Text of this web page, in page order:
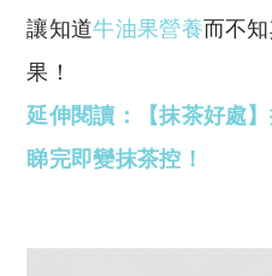
讓知道牛油果營養而不
果！
延伸閱讀：【抹茶好處
睇完即變抹茶控！